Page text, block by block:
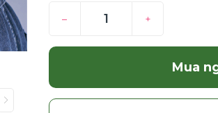
– +
Mua